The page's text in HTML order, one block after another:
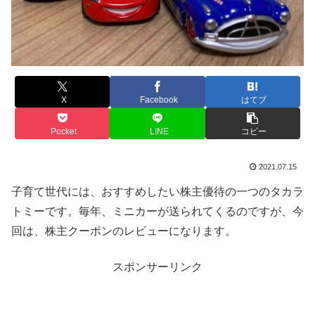
X Facebook はてブ
Pocket LINE コピー
2021.07.15
子育て世代には、おすすめしたい株主優待の一つのタカラ
トミーです。毎年、ミニカーが送られてくるのですが、今
回は、株主クーポンのレビューになります。
スポンサーリンク